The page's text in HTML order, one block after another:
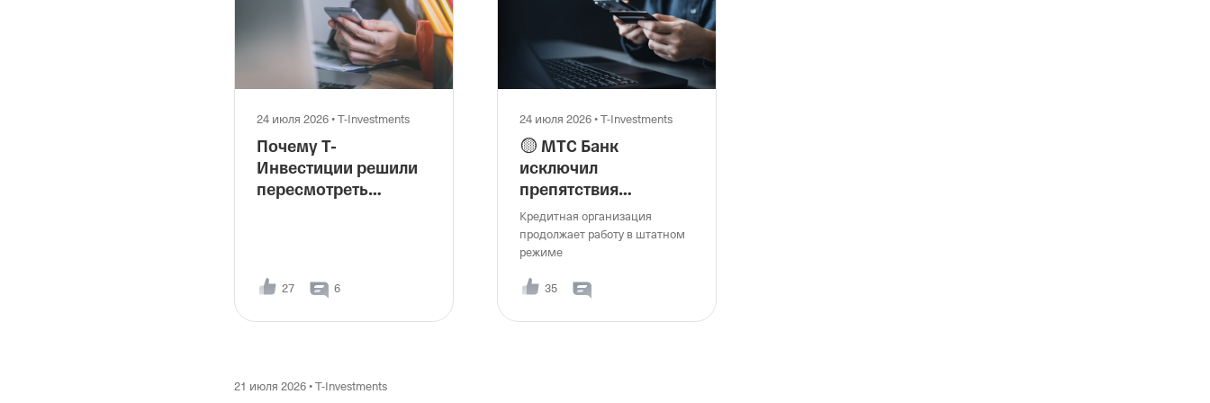
24 июля 2026 • T-Investments
Почему Т-
Инвестиции решили
пересмотреть
27 6
24 июля 2026 • T-Investments
🟡 МТС Банк
исключил
препятствия
для своей работы из-
за санкций
Кредитная организация
продолжает работу в штатном
режиме
35
21 июля 2026 • T-Investments